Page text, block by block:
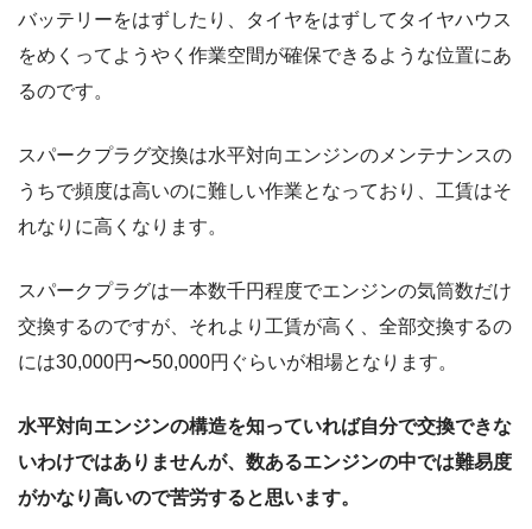
バッテリーをはずしたり、タイヤをはずしてタイヤハウス
をめくってようやく作業空間が確保できるような位置にあ
るのです。
スパークプラグ交換は水平対向エンジンのメンテナンスの
うちで頻度は高いのに難しい作業となっており、工賃はそ
れなりに高くなります。
スパークプラグは一本数千円程度でエンジンの気筒数だけ
交換するのですが、それより工賃が高く、全部交換するの
には30,000円〜50,000円ぐらいが相場となります。
水平対向エンジンの構造を知っていれば自分で交換できな
いわけではありませんが、数あるエンジンの中では難易度
がかなり高いので苦労すると思います。